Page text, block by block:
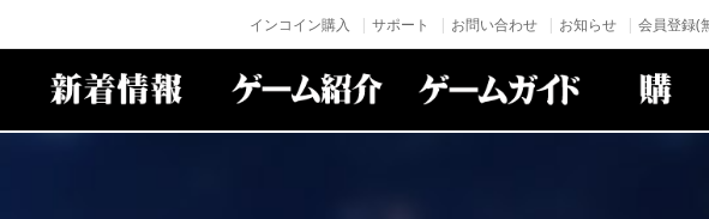
インコイン購入 サポート お問い合わせ お知らせ 会員登録(